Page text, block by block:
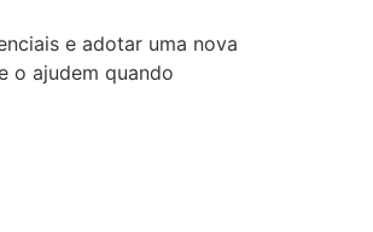
e adotar uma nova
o ajudem quando